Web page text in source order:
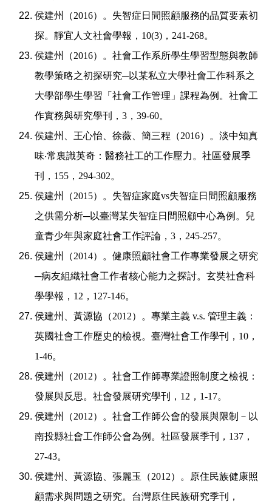
侯建州（2016）。失智症日間照顧服務的品質要素初
探。靜宜人文社會學報， 10(3) ， 241-268。
侯建州（2016）。社會工作系所學生學習型態與教師
教學策略之初探研究─以某私立大學社會工作科系之
大學部學生學習「社會工作管理」課程為例。社會工
作實務與研究學刊， 3 ， 39-60。
侯建州、王心怡、徐薇、簡三程（2016）。淡中知真
味‧常裏識英奇：醫務社工的工作壓力。社區發展季
刊， 155 ， 294-302。
侯建州（2015）。失智症家庭vs失智症日間照顧服務
之供需分析─以臺灣某失智症日間照顧中心為例。兒
童青少年與家庭社會工作評論， 3 ， 245-257。
侯建州（2014）。健康照顧社會工作專業發展之研究
─病友組織社會工作者核心能力之探討。玄奘社會科
學學報， 12 ， 127-146。
侯建州、黃源協（2012）。專業主義 v.s. 管理主義：
英國社會工作歷史的檢視。臺灣社會工作學刊， 10 ，
1-46。
侯建州（2012）。社會工作師專業證照制度之檢視：
發展與反思。社會發展研究學刊， 12 ， 1-17。
侯建州（2012）。社會工作師公會的發展與限制－以
南投縣社會工作師公會為例。社區發展季刊， 137 ，
27-43。
侯建州、黃源協、張麗玉（2012）。原住民族健康照
顧需求與問題之研究。台灣原住民族研究季刊，